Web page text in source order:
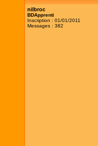
nilbroc
BDApprenti
Inscription : 01/01/2011
Messages : 382